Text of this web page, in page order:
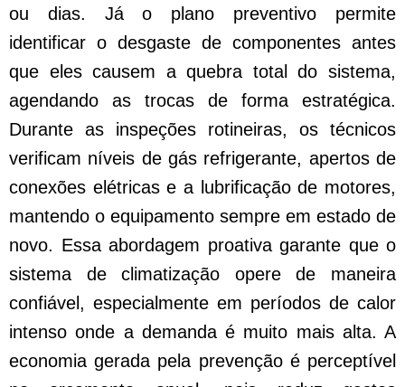
ou dias. Já o plano preventivo permite
identificar o desgaste de componentes antes
que eles causem a quebra total do sistema,
agendando as trocas de forma estratégica.
Durante as inspeções rotineiras, os técnicos
verificam níveis de gás refrigerante, apertos de
conexões elétricas e a lubrificação de motores,
mantendo o equipamento sempre em estado de
novo. Essa abordagem proativa garante que o
sistema de climatização opere de maneira
confiável, especialmente em períodos de calor
intenso onde a demanda é muito mais alta. A
economia gerada pela prevenção é perceptível